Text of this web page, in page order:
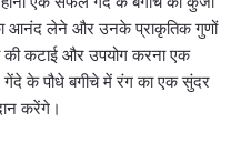
आनंद लेने और उनके प्राकृतिक गुणों
की कटाई और उपयोग करना एक
के पौधे बगीचे में रंग का एक सुंदर
करेंगे।